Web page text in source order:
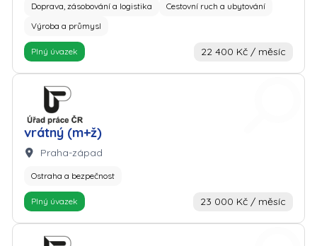
Doprava, zásobování a logistika
Cestovní ruch a ubytování
Výroba a průmysl
Plný úvazek 22 400 Kč / měsíc
vrátný (m+ž)
Zaměstnavatel: Úřad práce
Lokalita:
Praha-západ
Ostraha a bezpečnost
Plný úvazek 23 000 Kč / měsíc
Zaměstnavatel: Úřad práce